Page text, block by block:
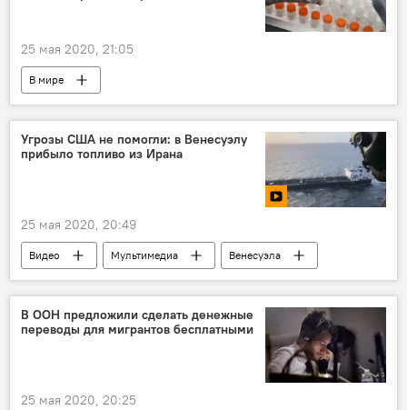
25 мая 2020, 21:05
В мире
Угрозы США не помогли: в Венесуэлу
прибыло топливо из Ирана
25 мая 2020, 20:49
Видео Мультимедиа
Венесуэла
США
угроза
В ООН предложили сделать денежные
переводы для мигрантов бесплатными
25 мая 2020, 20:25